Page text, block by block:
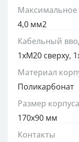
Максимальное
4,0 мм2
Кабельный
1xM20 сверху,
Материал
Поликарбонат
Размер корпуса
170x90 мм
Контакты